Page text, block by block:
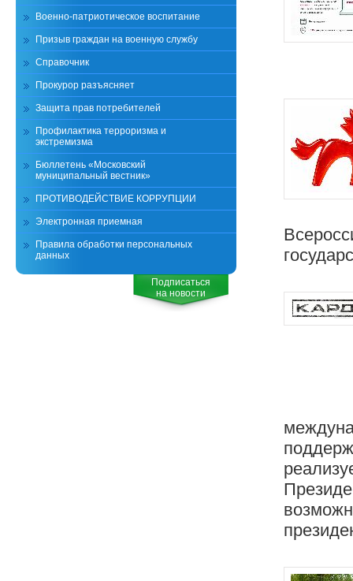
Военно-патриотическое воспитание
Призыв граждан на военную службу
Справочник
Прокурор разъясняет
Защита прав потребителей
Профилактика терроризма и
экстремизма
Бюллетень «Московский
муниципальный вестник»
ПРОТИВОДЕЙСТВИЕ КОРРУПЦИИ
Электронная приемная
Правила обработки персональных
данных
Подписаться
на новости